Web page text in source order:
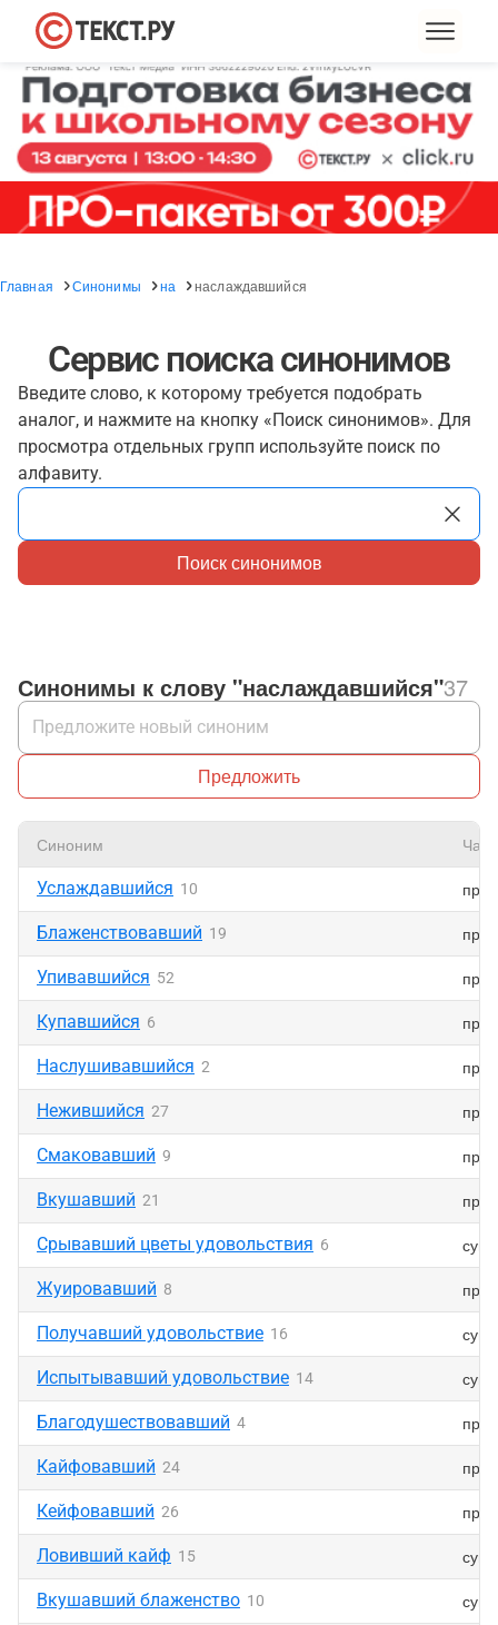
Главная Синонимы на наслаждавшийся
Сервис поиска синонимов
Введите слово, к которому требуется подобрать
аналог, и нажмите на кнопку «Поиск синонимов». Для
просмотра отдельных групп используйте поиск по
алфавиту.
Поиск синонимов
Синонимы к слову "наслаждавшийся"37
Предложить
Синоним
Услаждавшийся 10
Блаженствовавший 19
Упивавшийся 52
Купавшийся 6
Наслушивавшийся 2
Нежившийся 27
Смаковавший 9
Вкушавший 21
Срывавший цветы удовольствия 6
Жуировавший 8
Получавший удовольствие 16
Испытывавший удовольствие 14
Благодушествовавший 4
Кайфовавший 24
Кейфовавший 26
Ловивший кайф 15
Вкушавший блаженство 10